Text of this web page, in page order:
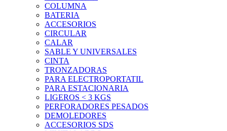
COLUMNA
BATERIA
ACCESORIOS
CIRCULAR
CALAR
SABLE Y UNIVERSALES
CINTA
TRONZADORAS
PARA ELECTROPORTATIL
PARA ESTACIONARIA
LIGEROS < 3 KGS
PERFORADORES PESADOS
DEMOLEDORES
ACCESORIOS SDS